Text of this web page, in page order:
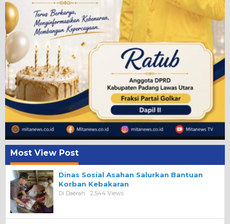
Most View Post
Dinas Sosial Asahan Salurkan Bantuan
Korban Kebakaran
Di Daerah 2,544 Views